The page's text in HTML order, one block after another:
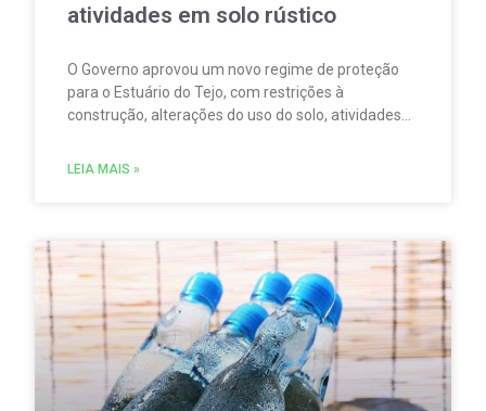
atividades em solo rústico
O Governo aprovou um novo regime de proteção
para o Estuário do Tejo, com restrições à
construção, alterações do uso do solo, atividades
motorizada e sobrevoos nas áreas abrangidas pela
LEIA MAIS »